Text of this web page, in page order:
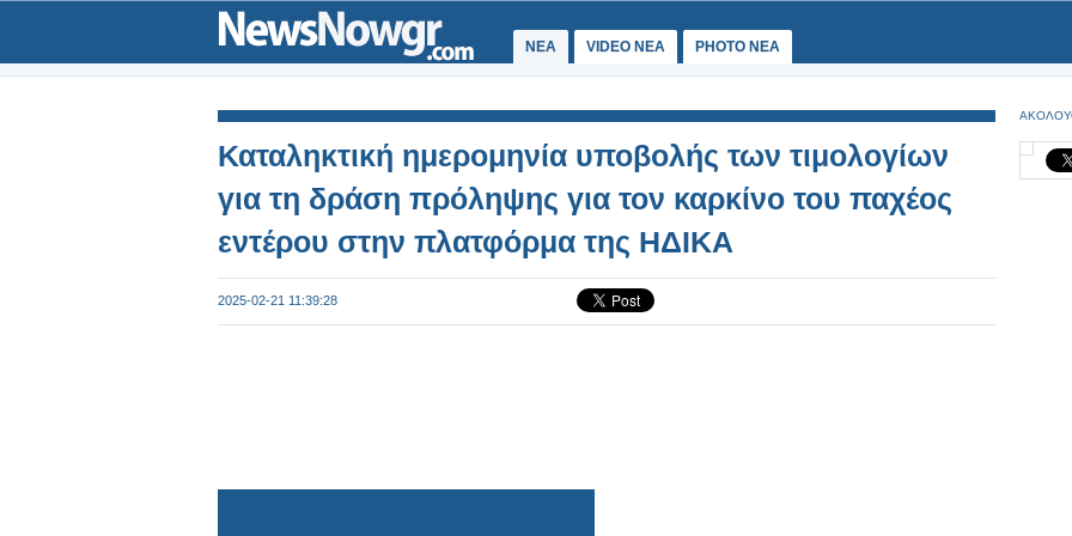
ΝΕΑ VIDEO NEA PHOTO NEA
Καταληκτική ημερομηνία υποβολής των τιμολογίων
για τη δράση πρόληψης για τον καρκίνο του παχέος
εντέρου στην πλατφόρμα της ΗΔΙΚΑ
2025-02-21 11:39:28